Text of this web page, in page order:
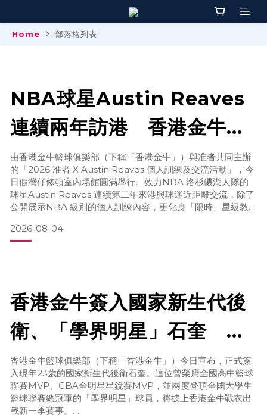
Home 部落格列表
NBA球星Austin Reaves
連續兩年訪港 香港⾦⽜持
續引進國際籃球資源 新季
季票同步開售
由香港金牛籃球俱樂部（下稱「香港金牛」）與准者共同主辦
的「2026 准者 X Austin Reaves 個⼈訓練及交流活動」，今
⽇假灣仔修頓室內場館圓滿舉行。效力NBA 洛杉磯湖人隊的
球星Austin Reaves 連續第⼆年來港與球迷近距離交流，除了
公開展示NBA 級別的個⼈訓練內容，更化⾝「限時」星級教
只開放數百位球迷入場朝聖，但現場氣氛仍相當熱烈，為香港
籃球迷留下了難忘的回憶。香港金牛⼀直致力引進國際籃球資
2026-08-04
香港金牛簽入國家新生代後
衛、「學界明星」石奎 曾
率清華大學兩奪全國總冠軍
香港金牛籃球俱樂部（下稱「香港金牛」）今日宣布，正式簽
入現年23歲的國家新生代後衛石奎。這位曾榮膺全國高中籃球
聯賽MVP、CBA全明星星銳賽MVP，並兩度登頂全國大學生
籃球聯賽總冠軍的「學界明星」球員，將披上香港金牛戰衣出
戰新一季賽事。